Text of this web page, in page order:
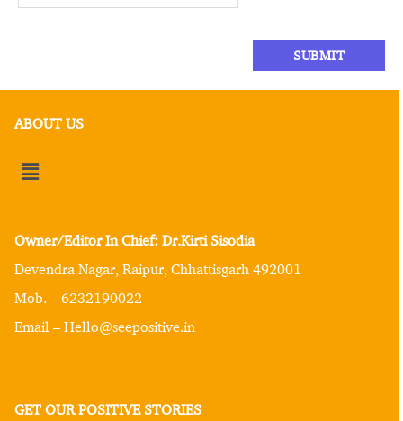
ABOUT US
Owner/Editor In Chief: Dr.Kirti Sisodia
Devendra Nagar, Raipur, Chhattisgarh 492001
Mob. – 6232190022
Email – Hello@seepositive.in
GET OUR POSITIVE STORIES